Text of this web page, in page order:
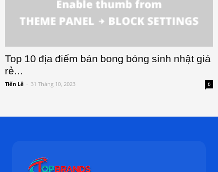
Top 10 địa điểm bán bong bóng sinh nhật giá
rẻ...
Tiến Lê - 31 Tháng 10, 2023 0